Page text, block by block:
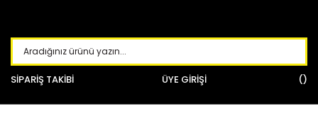
SİPARİŞ TAKİBİ ÜYE GİRİŞİ